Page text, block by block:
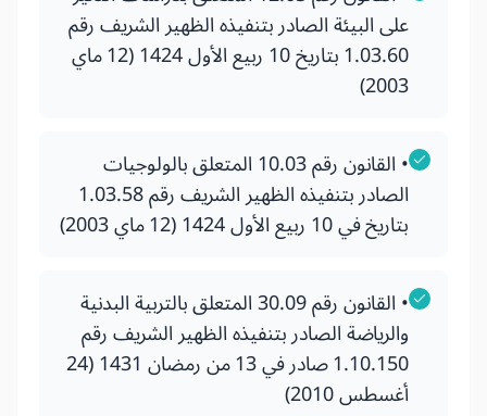
على البيئة الصادر بتنفيذه الظهير الشريف رقم
1.03.60 بتاريخ 10 ربيع الأول 1424 (12 ماي
2003)
• القانون رقم 10.03 المتعلق بالولوجيات
الصادر بتنفيذه الظهير الشريف رقم 1.03.58
بتاريخ في 10 ربيع الأول 1424 (12 ماي 2003)
• القانون رقم 30.09 المتعلق بالتربية البدنية
والرياضة الصادر بتنفيذه الظهير الشريف رقم
1.10.150 صادر في 13 من رمضان 1431 (24
أغسطس 2010)